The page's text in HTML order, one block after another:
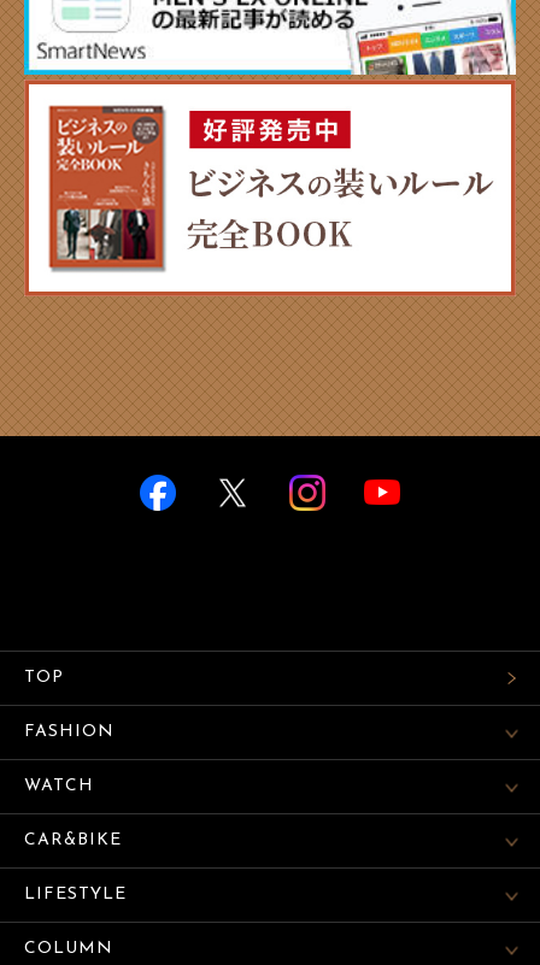
TOP
FASHION
WATCH
CAR&BIKE
LIFESTYLE
COLUMN